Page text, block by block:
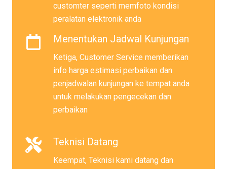
customter seperti memfoto kondisi
peralatan elektronik anda
Menentukan Jadwal Kunjungan
Ketiga, Customer Service memberikan
info harga estimasi perbaikan dan
penjadwalan kunjungan ke tempat anda
untuk melakukan pengecekan dan
perbaikan
Teknisi Datang
Keempat, Teknisi kami datang dan